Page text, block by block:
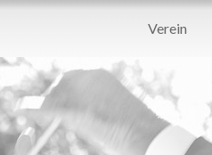
Navigation
Verein